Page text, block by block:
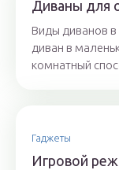
Диваны для
Виды диванов
диван в
комнатный
Гаджеты
Игровой